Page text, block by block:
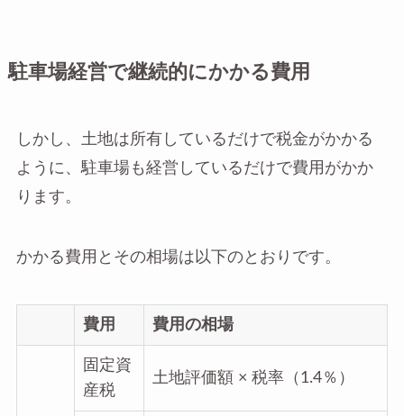
駐車場経営で継続的にかかる費用
しかし、土地は所有しているだけで税金がかかる
ように、駐車場も経営しているだけで費用がかか
ります。
かかる費用とその相場は以下のとおりです。
費用 費用の相場
固定資
産税
土地評価額 × 税率（1.4％）